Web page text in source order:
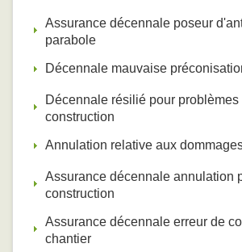
Assurance décennale poseur
parabole
Décennale mauvaise
Décennale résilié pour problèmes
construction
Annulation relative aux
Assurance décennale annulation
construction
Assurance décennale erreur de
chantier